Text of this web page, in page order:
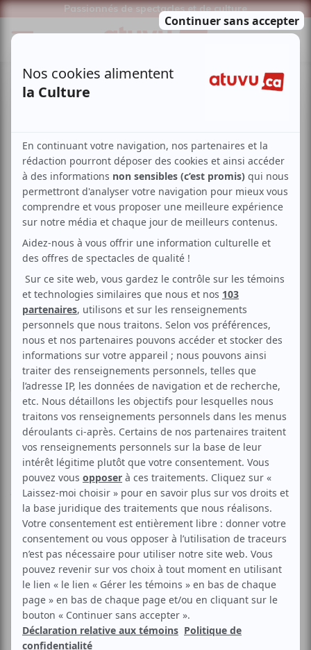
Passionnés de spectacles et de culture
Musique Italienne Musique du monde Festive
Marco Calliari & ses amis | 4e
show bénéfice de l'APQ
Aucune offre promotionnelle
disponible
Soyez les premiers avisés dès qu'il y aura une offre promo
pour Marco Calliari & ses amis | 4e show bénéfice de l'APQ:
INSCRIVEZ-VOUS
Le 4e Show-bénéfice de l’Association des paraplégiques
du Québec (APQ) réunira cette année Marco Calliari et ses
amis, Yves Lambert, Luc De Larochellière, Paul Cargnello,